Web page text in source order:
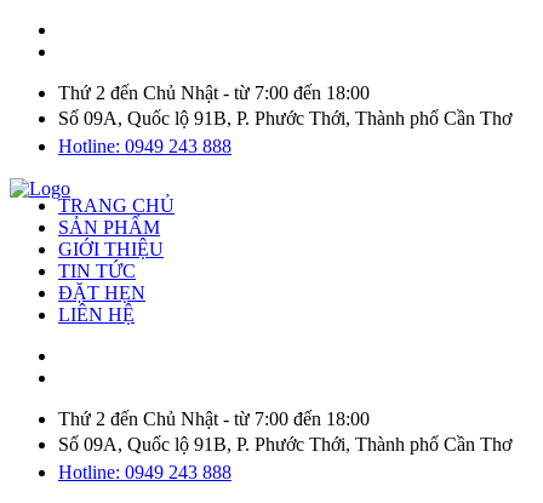
Thứ 2 đến Chủ Nhật - từ 7:00 đến 18:00
Số 09A, Quốc lộ 91B, P. Phước Thới, Thành phố Cần Thơ
Hotline: 0949 243 888
TRANG CHỦ
SẢN PHẨM
GIỚI THIỆU
TIN TỨC
ĐẶT HẸN
LIÊN HỆ
Thứ 2 đến Chủ Nhật - từ 7:00 đến 18:00
Số 09A, Quốc lộ 91B, P. Phước Thới, Thành phố Cần Thơ
Hotline: 0949 243 888